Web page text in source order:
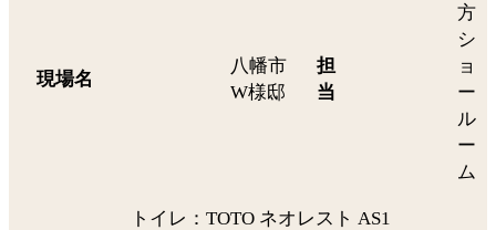
現場名
八幡市
W様邸
担
当
方
シ
ョ
ー
ル
ー
ム
トイレ：TOTO ネオレスト AS1